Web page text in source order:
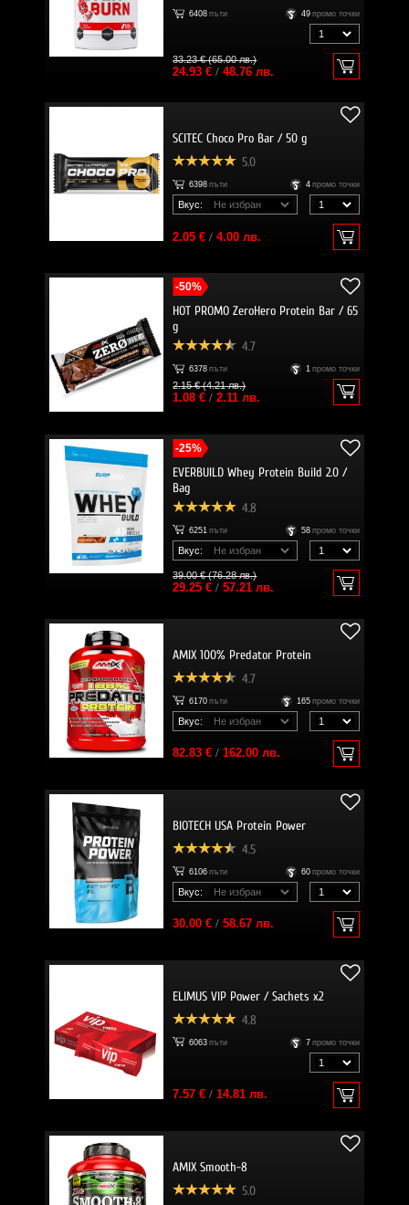
6408 пъти 49 промо точки
33.23 € (65.00 лв.)
24.93 €/ 48.76 лв.
SCITEC Choco Pro Bar / 50 g
5.0
6398 пъти 4 промо точки
Вкус:
2.05 €/ 4.00 лв.
-50%
HOT PROMO ZeroHero Protein Bar / 65
g
4.7
6378 пъти 1 промо точки
2.15 € (4.21 лв.)
1.08 €/ 2.11 лв.
-25%
EVERBUILD Whey Protein Build 2.0 /
Bag
4.8
6251 пъти 58 промо точки
Вкус:
39.00 € (76.28 лв.)
29.25 €/ 57.21 лв.
AMIX 100% Predator Protein
4.7
6170 пъти 165 промо точки
Вкус:
82.83 €/ 162.00 лв.
BIOTECH USA Protein Power
4.5
6106 пъти 60 промо точки
Вкус:
30.00 €/ 58.67 лв.
ELIMUS VIP Power / Sachets x2
4.8
6063 пъти 7 промо точки
7.57 €/ 14.81 лв.
AMIX Smooth-8
5.0